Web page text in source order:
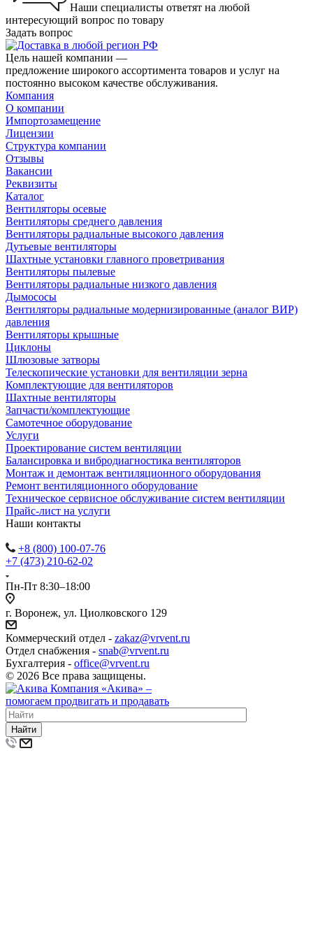
Наши специалисты ответят на любой
интересующий вопрос по товару
Задать вопрос
Цель нашей компании —
предложение широкого ассортимента товаров и услуг на
постоянно высоком качестве обслуживания.
Компания
О компании
Импортозамещение
Лицензии
Структура компании
Отзывы
Вакансии
Реквизиты
Каталог
Вентиляторы осевые
Вентиляторы среднего давления
Вентиляторы радиальные высокого давления
Дутьевые вентиляторы
Шахтные установки главного проветривания
Вентиляторы пылевые
Вентиляторы радиальные низкого давления
Дымососы
Вентиляторы радиальные модернизированные (аналог ВИР)
давления
Вентиляторы крышные
Циклоны
Шлюзовые затворы
Телескопические установки для вентиляции зерна
Комплектующие для вентиляторов
Шахтные вентиляторы
Запчасти/комплектующие
Самотечное оборудование
Услуги
Проектирование систем вентиляции
Балансировка и вибродиагностика вентиляторов
Монтаж и демонтаж вентиляционного оборудования
Ремонт вентиляционного оборудование
Техническое сервисное обслуживание систем вентиляции
Прайс-лист на услуги
Наши контакты
+8 (800) 100-07-76
+7 (473) 210-62-02
Пн-Пт 8:30–18:00
г. Воронеж, ул. Циолковского 129
Коммерческий отдел - zakaz@vrvent.ru
Отдел снабжения - snab@vrvent.ru
Бухгалтерия - office@vrvent.ru
© 2026 Все права защищены.
Компания «Акива» –
помогаем продвигать и продавать
Найти